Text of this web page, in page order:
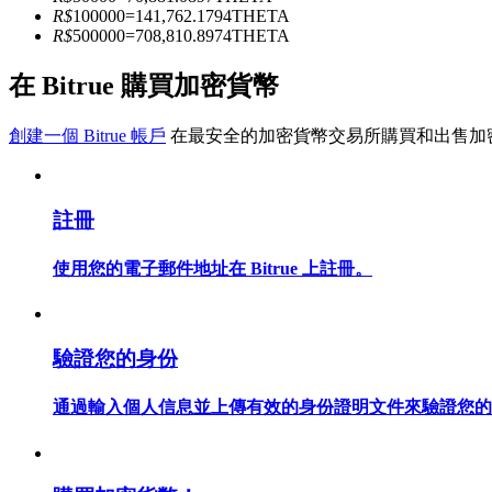
成為跟單交易員
R$100000=141,762.1794THETA
R$500000=708,810.8974THETA
在 Bitrue 購買加密貨幣
創建一個 Bitrue 帳戶 在最安全的加密貨幣交易所購買和出售加
註冊
使用您的電子郵件地址在 Bitrue 上註冊。
驗證您的身份
通過輸入個人信息並上傳有效的身份證明文件來驗證您的